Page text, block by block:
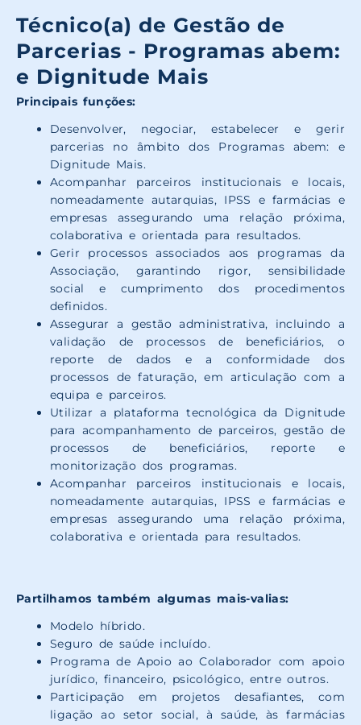
Técnico(a) de Gestão de
Parcerias - Programas abem:
e Dignitude Mais
Principais funções:
Desenvolver, negociar, estabelecer e gerir
parcerias no âmbito dos Programas abem: e
Dignitude Mais.
Acompanhar parceiros institucionais e locais,
nomeadamente autarquias, IPSS e farmácias e
empresas assegurando uma relação próxima,
colaborativa e orientada para resultados.
Gerir processos associados aos programas da
Associação, garantindo rigor, sensibilidade
social e cumprimento dos procedimentos
definidos.
Assegurar a gestão administrativa, incluindo a
validação de processos de beneficiários, o
reporte de dados e a conformidade dos
processos de faturação, em articulação com a
equipa e parceiros.
Utilizar a plataforma tecnológica da Dignitude
para acompanhamento de parceiros, gestão de
processos de beneficiários, reporte e
monitorização dos programas.
Acompanhar parceiros institucionais e locais,
nomeadamente autarquias, IPSS e farmácias e
empresas assegurando uma relação próxima,
colaborativa e orientada para resultados.
Partilhamos também algumas mais-valias:
Modelo híbrido.
Seguro de saúde incluído.
Programa de Apoio ao Colaborador com apoio
jurídico, financeiro, psicológico, entre outros.
Participação em projetos desafiantes, com
ligação ao setor social, à saúde, às farmácias